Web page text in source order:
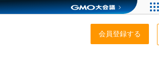
会員登録する